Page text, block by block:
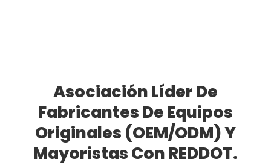
Asociación Líder De
Fabricantes De Equipos
Originales (OEM/ODM) Y
Mayoristas Con REDDOT.